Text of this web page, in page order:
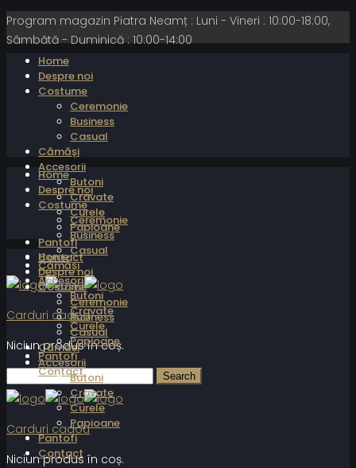
Program magazin Piatra Neamț : Luni - Vineri : 10:00-18:00,
Sâmbătă - Duminică : 10:00-14:00
Home
Despre noi
Costume
Ceremonie
Business
Casual
Cămăși
Accesorii
Butoni
Cravate
Curele
Papioane
Pantofi
Contact
Carduri cadou
Niciun produs în coș.
Home
Despre noi
Costume
Ceremonie
Business
Casual
Cămăși
Accesorii
Butoni
Cravate
Curele
Papioane
Pantofi
Contact
Carduri cadou
Niciun produs în coș.
Home
Despre noi
Costume
Ceremonie
Business
Casual
Cămăși
Accesorii
Butoni
Cravate
Curele
Papioane
Pantofi
Contact